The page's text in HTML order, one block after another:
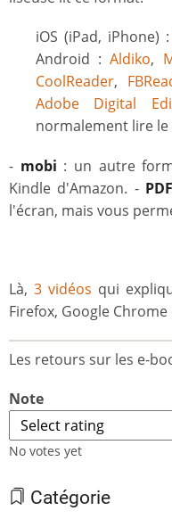
iOS (iPad, iPhone) :
Android :Aldiko,
CoolReader,
Adobe Digital
normalement lire
- mobi : un autre
Kindle d'Amazon. - PDF
l'écran, mais vous
Là,3 vidéos qui
Firefox, Google
Les retours sur les e-
Note
No votes yet
Catégorie